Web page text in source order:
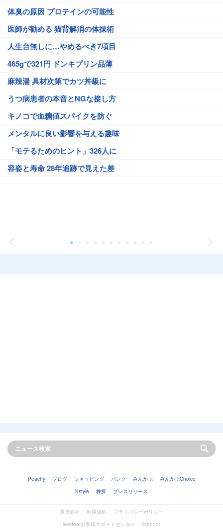
体臭の原因 プロテインの可能性
医師が勧める 猫背解消の体操術
人生台無しに…やめるべき7項目
465gで321円 ドンキプリン品薄
麻辣湯 具材次第でカツ丼級に
うつ病患者の本音とNGな接し方
キノコで血糖値スパイクを防ぐ
メンタルに良い影響を与える趣味
「モテるためのヒント」326人に
容姿と寿命 28年追跡で見えた差
Peachy ブログ ショッピング バンク みんかぶ
みんかぶChoice
Kstyle
株探 プレスリリース
運営会社 利用規約
プライバシーポリシー
livedoorお客様サポートセンター
livedoor